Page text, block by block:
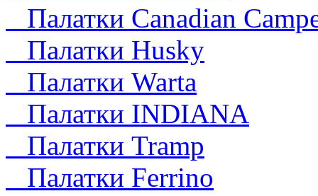
Палатки Canadian
Палатки Husky
Палатки Warta
Палатки INDIANA
Палатки Tramp
Палатки Ferrino